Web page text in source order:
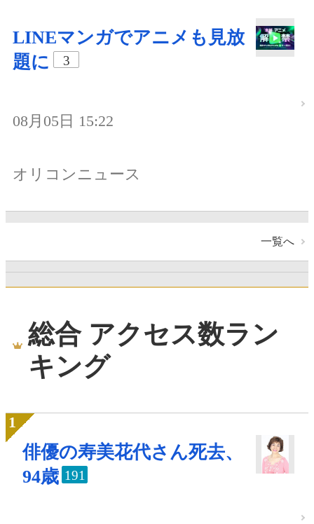
LINEマンガでアニメも見放
題に
3
08月05日 15:22
オリコンニュース
一覧へ
総合 アクセス数ラン
キング
俳優の寿美花代さん死去、
94歳 191